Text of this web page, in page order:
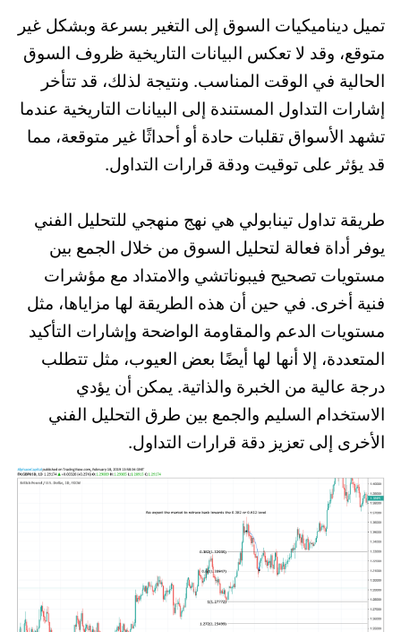
تميل ديناميكيات السوق إلى التغير بسرعة وبشكل غير
متوقع، وقد لا تعكس البيانات التاريخية ظروف السوق
الحالية في الوقت المناسب. ونتيجة لذلك، قد تتأخر
إشارات التداول المستندة إلى البيانات التاريخية عندما
تشهد الأسواق تقلبات حادة أو أحداثًا غير متوقعة، مما
قد يؤثر على توقيت ودقة قرارات التداول.
طريقة تداول تينابولي هي نهج منهجي للتحليل الفني
يوفر أداة فعالة لتحليل السوق من خلال الجمع بين
مستويات تصحيح فيبوناتشي والامتداد مع مؤشرات
فنية أخرى. في حين أن هذه الطريقة لها مزاياها، مثل
مستويات الدعم والمقاومة الواضحة وإشارات التأكيد
المتعددة، إلا أنها لها أيضًا بعض العيوب، مثل تتطلب
درجة عالية من الخبرة والذاتية. يمكن أن يؤدي
الاستخدام السليم والجمع بين طرق التحليل الفني
الأخرى إلى تعزيز دقة قرارات التداول.